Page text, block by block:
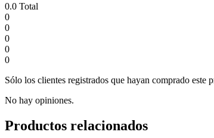
0.0 Total
0
0
0
0
0
Sólo los clientes registrados que hayan comprado este
No hay opiniones.
Productos relacionados